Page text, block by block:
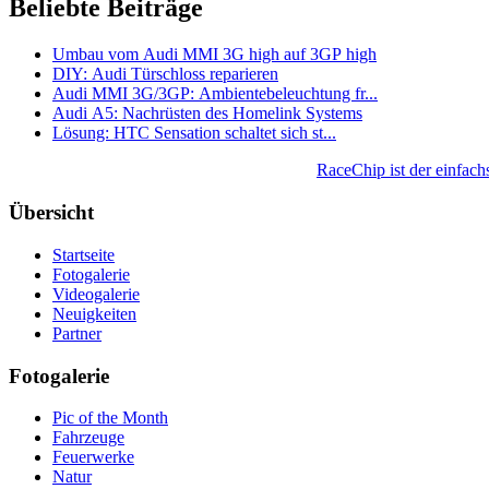
Beliebte Beiträge
Umbau vom Audi MMI 3G high auf 3GP high
DIY: Audi Türschloss reparieren
Audi MMI 3G/3GP: Ambientebeleuchtung fr...
Audi A5: Nachrüsten des Homelink Systems
Lösung: HTC Sensation schaltet sich st...
RaceChip ist der
Übersicht
Startseite
Fotogalerie
Videogalerie
Neuigkeiten
Partner
Fotogalerie
Pic of the Month
Fahrzeuge
Feuerwerke
Natur